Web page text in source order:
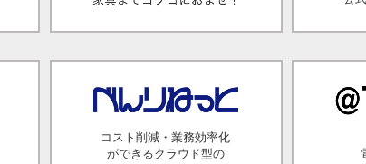
コスト削減・業務効率化
ができるクラウド型の